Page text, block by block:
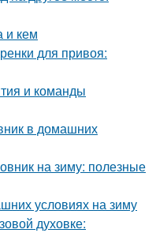
и кем
для привоя:
и команды
в домашних
на зиму: полезные
условиях на зиму
духовке: